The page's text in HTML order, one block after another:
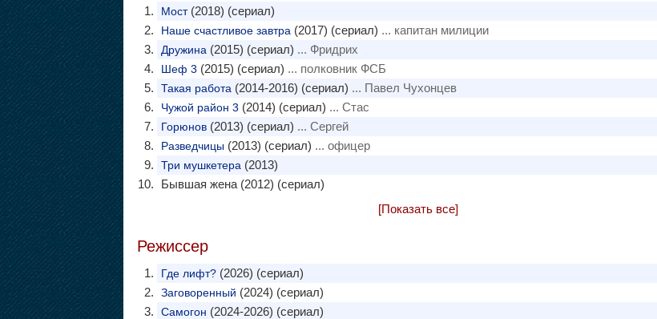
Мост(2018) (сериал)
Наше счастливое завтра (2017) (сериал) ... капитан милиции
Дружина (2015) (сериал) ... Фридрих
Шеф 3 (2015) (сериал) ... полковник ФСБ
Такая работа (2014-2016) (сериал) ... Павел Чухонцев
Чужой район 3 (2014) (сериал) ... Стас
Горюнов(2013) (сериал) ... Сергей
Разведчицы(2013) (сериал) ... офицер
Три мушкетера (2013)
Бывшая жена (2012) (сериал)
[Показать все]
Режиссер
Где лифт?(2026) (сериал)
Заговоренный (2024) (сериал)
Самогон (2024-2026) (сериал)